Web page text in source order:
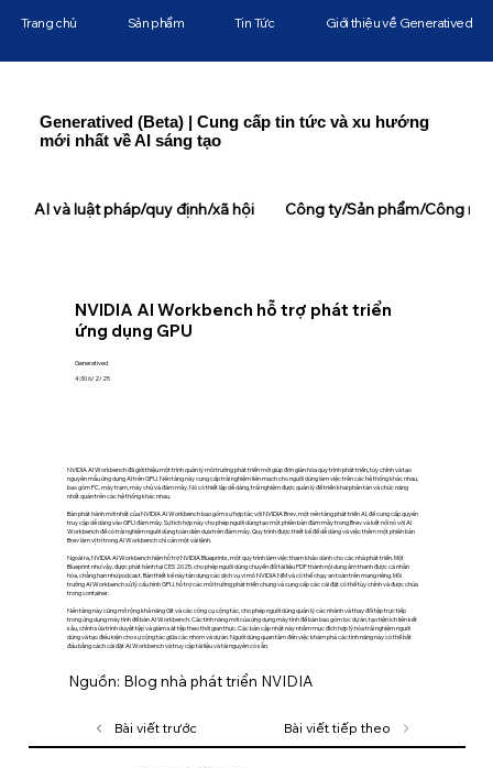
Generatived (Beta) | Cung cấp tin tức và xu hướng
mới nhất về AI sáng tạo
NVIDIA AI Workbench hỗ trợ phát triển
ứng dụng GPU
Generatived
4:30 6/2/25
NVIDIA AI Workbench đã giới thiệu một trình quản lý môi trường phát triển mới giúp đơn giản hóa quy trình phát triển, tùy chỉnh và tạo
nguyên mẫu ứng dụng AI trên GPU. Nền tảng này cung cấp trải nghiệm liền mạch cho người dùng làm việc trên các hệ thống khác nhau,
bao gồm PC, máy trạm, máy chủ và đám mây. Nó có thiết lập dễ dàng, trải nghiệm được quản lý để triển khai phân tán và chức năng
nhất quán trên các hệ thống khác nhau.
Bản phát hành mới nhất của NVIDIA AI Workbench bao gồm sự hợp tác với NVIDIA Brev, một nền tảng phát triển AI, để cung cấp quyền
truy cập dễ dàng vào GPU đám mây. Sự tích hợp này cho phép người dùng tạo một phiên bản đám mây trong Brev và kết nối nó với AI
Workbench để có trải nghiệm người dùng toàn diện dựa trên đám mây. Quy trình được thiết kế để dễ dàng và việc thêm một phiên bản
Brev làm vị trí trong AI Workbench chỉ cần một vài lệnh.
Ngoài ra, NVIDIA AI Workbench hiện hỗ trợ NVIDIA Blueprints, một quy trình làm việc tham khảo dành cho các nhà phát triển. Một
Blueprint như vậy, được phát hành tại CES 2025, cho phép người dùng chuyển đổi tài liệu PDF thành nội dung âm thanh được cá nhân
hóa, chẳng hạn như podcast. Bản thiết kế này tận dụng các dịch vụ vi mô NVIDIA NIM và có thể chạy an toàn trên mạng riêng. Môi
trường AI Workbench xử lý cấu hình GPU, hỗ trợ các môi trường phát triển chung và cung cấp các cài đặt có thể tùy chỉnh và được chứa
trong container.
Nền tảng này cũng mở rộng khả năng Git và các công cụ cộng tác, cho phép người dùng quản lý các nhánh và thay đổi tệp trực tiếp
trong ứng dụng máy tính để bàn AI Workbench. Các tính năng mới của ứng dụng máy tính để bàn bao gồm lọc dự án, tạo tiện ích liên kết
sâu, chỉnh sửa trình duyệt tệp và giám sát tệp theo thời gian thực. Các bản cập nhật này nhằm mục đích hợp lý hóa trải nghiệm người
dùng và tạo điều kiện cho sự cộng tác giữa các nhóm và dự án. Người dùng quan tâm đến việc khám phá các tính năng này có thể bắt
đầu bằng cách cài đặt AI Workbench và truy cập tài liệu và tài nguyên có sẵn.
Nguồn: Blog nhà phát triển NVIDIA
Bài viết trước Bài viết tiếp theo
Trang chủ Sản phẩm Tin Tức Giới thiệu về Generatived
AI và luật pháp/quy định/xã hội Công ty/Sản phẩm/Công